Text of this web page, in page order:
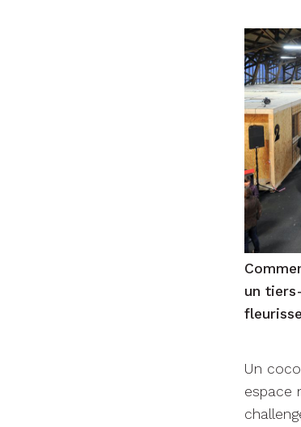
un
Un
espace